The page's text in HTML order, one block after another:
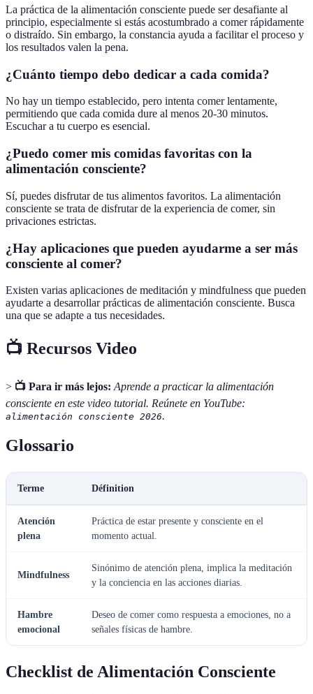
La práctica de la alimentación consciente puede ser desafiante al
principio, especialmente si estás acostumbrado a comer rápidamente
o distraído. Sin embargo, la constancia ayuda a facilitar el proceso y
los resultados valen la pena.
¿Cuánto tiempo debo dedicar a cada comida?
No hay un tiempo establecido, pero intenta comer lentamente,
permitiendo que cada comida dure al menos 20-30 minutos.
Escuchar a tu cuerpo es esencial.
¿Puedo comer mis comidas favoritas con la
alimentación consciente?
Sí, puedes disfrutar de tus alimentos favoritos. La alimentación
consciente se trata de disfrutar de la experiencia de comer, sin
privaciones estrictas.
¿Hay aplicaciones que pueden ayudarme a ser más
consciente al comer?
Existen varias aplicaciones de meditación y mindfulness que pueden
ayudarte a desarrollar prácticas de alimentación consciente. Busca
una que se adapte a tus necesidades.
📺 Recursos Video
> 📺 Para ir más lejos: Aprende a practicar la alimentación
consciente en este video tutorial. Reúnete en YouTube:
alimentación consciente 2026.
Glossario
Terme Définition
Atención
plena
Práctica de estar presente y consciente en el
momento actual.
Mindfulness
Sinónimo de atención plena, implica la meditación
y la conciencia en las acciones diarias.
Hambre
emocional
Deseo de comer como respuesta a emociones, no a
señales físicas de hambre.
Checklist de Alimentación Consciente